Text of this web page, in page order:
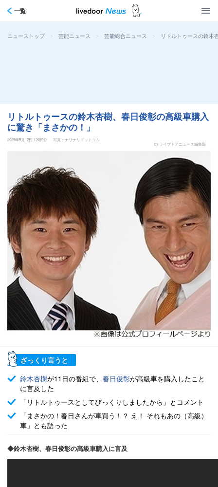
一覧
ニューストップ > 芸能ニュース > 芸能総合ニュース > リトルトゥースの鈴木
リトルトゥースの鈴木杏樹、春日俊彰の高級車購入
に驚き「まさかの！」
2025年5月12日 12時9分
写真：ナリナリドットコム
by ライブドアニュース編集部
ざっくり言うと
鈴木杏樹が11日の番組で、 春日俊彰が高級車を購入したこと
に言及した
「リトルトゥースとしてびっくりしましたから」とコメント
「まさかの！春日さんが車買う！？ え！ それもあの（高級）
車」とも語った
◆鈴木杏樹、春日俊彰の高級車購入に言及